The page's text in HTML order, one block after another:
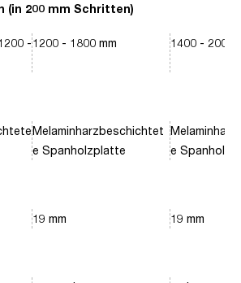
(in 200 mm Schritten)
-1200 - 1800 mm
Melaminharzbeschichtet
e Spanholzplatte
19 mm
1400 - 2000
e
19 mm